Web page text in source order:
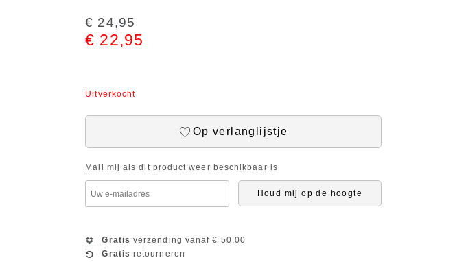
€ 24,95
€ 22,95
Uitverkocht
Op verlanglijstje
Mail mij als dit product weer beschikbaar is
Houd mij op de hoogte
Gratis verzending vanaf € 50,00
Gratis retourneren